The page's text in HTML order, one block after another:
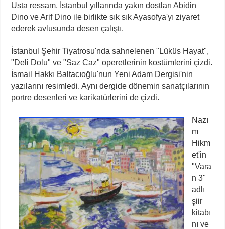
Usta ressam, İstanbul yıllarında yakın dostları Abidin
Dino ve Arif Dino ile birlikte sık sık Ayasofya'yı ziyaret
ederek avlusunda desen çalıştı.
İstanbul Şehir Tiyatrosu'nda sahnelenen "Lüküs Hayat",
"Deli Dolu" ve "Saz Caz" operetlerinin kostümlerini çizdi.
İsmail Hakkı Baltacıoğlu'nun Yeni Adam Dergisi'nin
yazılarını resimledi. Aynı dergide dönemin sanatçılarının
portre desenleri ve karikatürlerini de çizdi.
Nazı
m
Hikm
et'in
"Vara
n 3"
adlı
şiir
kitabı
nı ve